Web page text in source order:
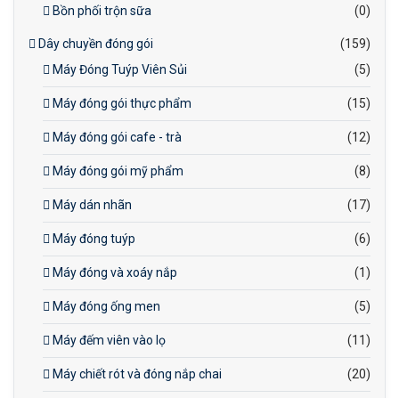
Bồn phối trộn sữa (0)
Dây chuyền đóng gói
(159)
Máy Đóng Tuýp Viên Sủi
(5)
Máy đóng gói thực phẩm (15)
Máy đóng gói cafe - trà (12)
Máy đóng gói mỹ phẩm (8)
Máy dán nhãn (17)
Máy đóng tuýp (6)
Máy đóng và xoáy nắp (1)
Máy đóng ống men (5)
Máy đếm viên vào lọ (11)
Máy chiết rót và đóng nắp chai (20)